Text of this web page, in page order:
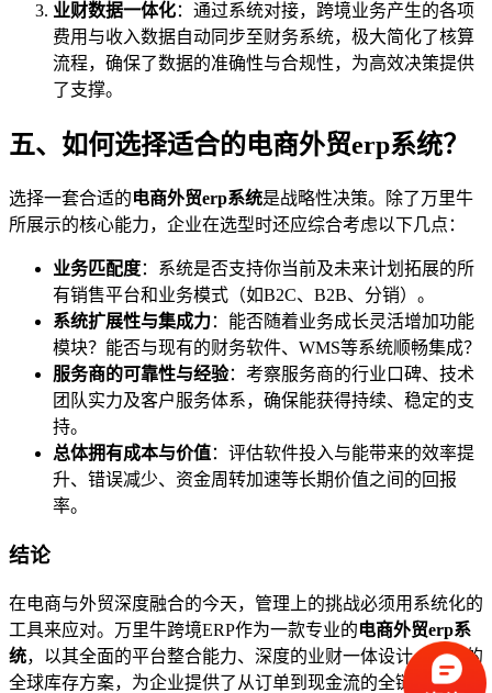
业财数据一体化：通过系统对接，跨境业务产生的各项
费用与收入数据自动同步至财务系统，极大简化了核算
流程，确保了数据的准确性与合规性，为高效决策提供
了支撑。
五、如何选择适合的电商外贸erp系统？
选择一套合适的电商外贸erp系统是战略性决策。除了万里牛
所展示的核心能力，企业在选型时还应综合考虑以下几点：
业务匹配度：系统是否支持你当前及未来计划拓展的所
有销售平台和业务模式（如B2C、B2B、分销）。
系统扩展性与集成力：能否随着业务成长灵活增加功能
模块？能否与现有的财务软件、WMS等系统顺畅集成？
服务商的可靠性与经验：考察服务商的行业口碑、技术
团队实力及客户服务体系，确保能获得持续、稳定的支
持。
总体拥有成本与价值：评估软件投入与能带来的效率提
升、错误减少、资金周转加速等长期价值之间的回报
率。
结论
在电商与外贸深度融合的今天，管理上的挑战必须用系统化的
工具来应对。万里牛跨境ERP作为一款专业的电商外贸erp系
统，以其全面的平台整合能力、深度的业财一体设计、智能的
全球库存方案，为企业提供了从订单到现金流的全链路数字化